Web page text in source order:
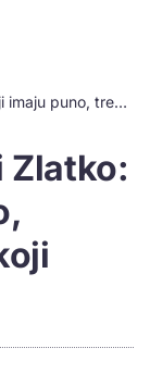
Umirovljenici Ivica i Zlatko: 'Oni koji imaju puno, trebaju dati onima koji nemaju'
Zlatko: